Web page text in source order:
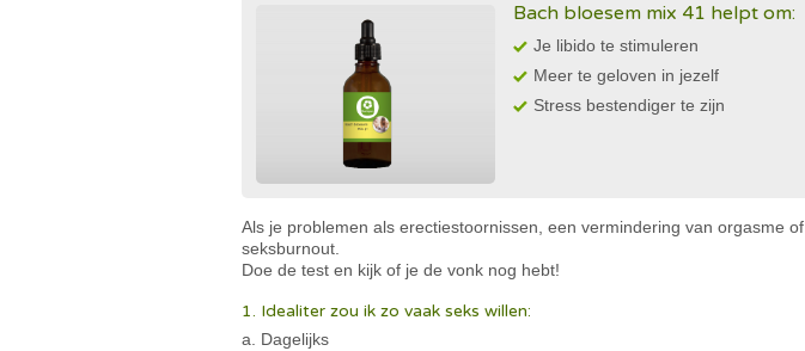
Bach bloesem mix 41 helpt om:
Je libido te stimuleren
Meer te geloven in jezelf
Stress bestendiger te zijn
Als je problemen als erectiestoornissen, een vermindering van orgasme of
seksburnout.
Doe de test en kijk of je de vonk nog hebt!
1. Idealiter zou ik zo vaak seks willen:
a. Dagelijks